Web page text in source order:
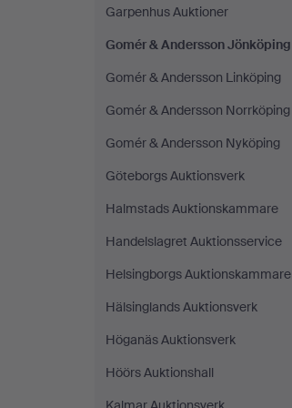
Garpenhus Auktioner
Gomér & Andersson Jönköping
Gomér & Andersson Linköping
Gomér & Andersson Norrköping
Gomér & Andersson Nyköping
Göteborgs Auktionsverk
Halmstads Auktionskammare
Handelslagret Auktionsservice
Helsingborgs Auktionskammare
Hälsinglands Auktionsverk
Höganäs Auktionsverk
Höörs Auktionshall